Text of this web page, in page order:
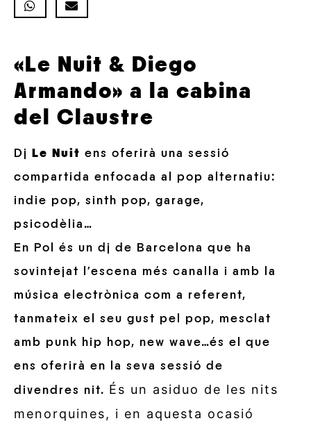
«Le Nuit & Diego
Armando» a la cabina
del Claustre
Dj Le Nuit ens oferirà una sessió
compartida enfocada al pop alternatiu:
indie pop, sinth pop, garage,
psicodèlia…
En Pol és un dj de Barcelona que ha
sovintejat l’escena més canalla i amb la
música electrònica com a referent,
tanmateix el seu gust pel pop, mesclat
amb punk hip hop, new wave…és el que
ens oferirà en la seva sessió de
divendres nit. És un asiduo de les nits
menorquines, i en aquesta ocasió